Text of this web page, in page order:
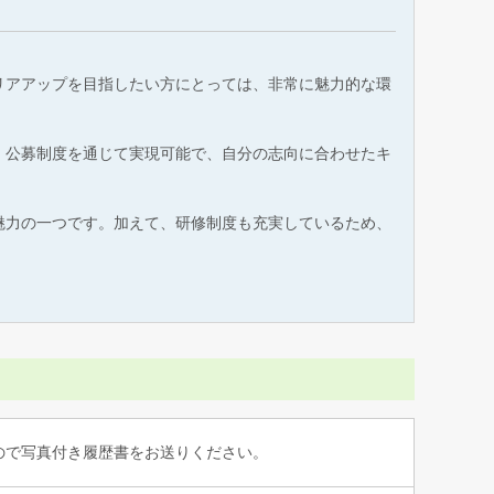
アップを目指したい方にとっては、非常に魅力的な環
募制度を通じて実現可能で、自分の志向に合わせたキ
の一つです。加えて、研修制度も充実しているため、
で写真付き履歴書をお送りください。